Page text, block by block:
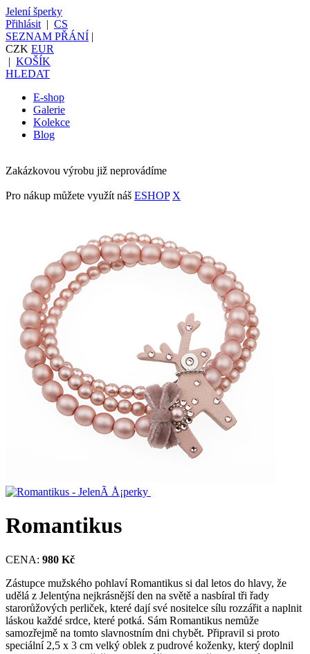
Jelení šperky
Přihlásit | CS
SEZNAM PŘÁNÍ |
CZK EUR
| KOŠÍK
HLEDAT
E-shop
Galerie
Kolekce
Blog
Zakázkovou výrobu již neprovádíme
Pro nákup můžete využít náš ESHOP X
Romantikus
CENA: 980 Kč
Zástupce mužského pohlaví Romantikus si dal letos do hlavy, že
udělá z Jelentýna nejkrásnější den na světě a nasbíral tři řady
starorůžových perliček, které dají své nositelce sílu rozzářit a naplnit
láskou každé srdce, které potká. Sám Romantikus nemůže
samozřejmě na tomto slavnostním dni chybět. Připravil si proto
speciální 2,5 x 3 cm velký oblek z pudrové koženky, který doplnil